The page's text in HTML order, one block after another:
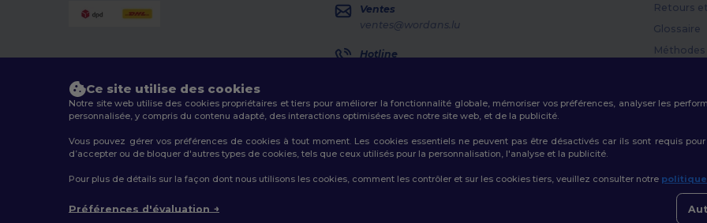
Ventes
ventes@wordans.lu
Hotline
Suivi de commande
Retours
Glossaire
2026. Tous droits réservés
Plan du Site
Ce site utilise des cookies
Notre site web utilise des cookies propriétaires et tiers pour améliorer la fonctionnalité globale, mémoriser vos préférences, analyser les
personnalisée, y compris du contenu adapté, des interactions optimisées avec notre site web, et de la publicité.
Vous pouvez gérer vos préférences de cookies à tout moment. Les cookies essentiels ne peuvent pas être désactivés car ils sont requis
d’accepter ou de bloquer d'autres types de cookies, tels que ceux utilisés pour la personnalisation, l'analyse et la publicité.
Pour plus de détails sur la façon dont nous utilisons les cookies, comment les contrôler et sur les cookies tiers, veuillez consulter notre politique
Préférences d'évaluation